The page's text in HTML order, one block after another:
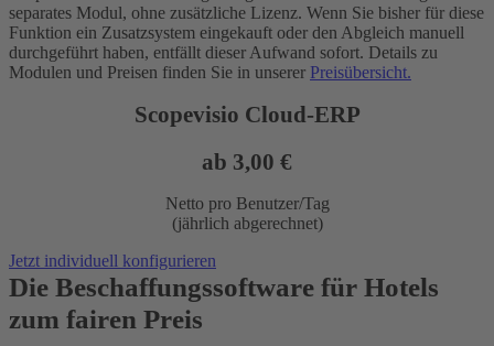
separates Modul, ohne zusätzliche Lizenz. Wenn Sie bisher für diese
Funktion ein Zusatzsystem eingekauft oder den Abgleich manuell
durchgeführt haben, entfällt dieser Aufwand sofort. Details zu
Modulen und Preisen finden Sie in unserer Preisübersicht.
Scopevisio Cloud-ERP
ab 3,00 €
Netto pro Benutzer/Tag
(jährlich abgerechnet)
Jetzt individuell konfigurieren
Die Beschaffungssoftware für Hotels
zum fairen Preis